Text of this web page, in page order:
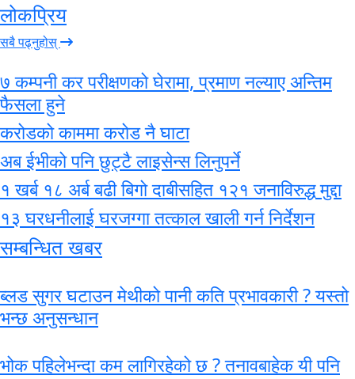
लोकप्रिय
सबै पढ्नुहोस्
७ कम्पनी कर परीक्षणको घेरामा, प्रमाण नल्याए अन्तिम
फैसला हुने
करोडको काममा करोड नै घाटा
अब ईभीको पनि छुट्टै लाइसेन्स लिनुपर्ने
१ खर्ब १८ अर्ब बढी बिगो दाबीसहित १२१ जनाविरुद्ध मुद्दा
१३ घरधनीलाई घरजग्गा तत्काल खाली गर्न निर्देशन
सम्बन्धित खबर
ब्लड सुगर घटाउन मेथीको पानी कति प्रभावकारी ? यस्तो
भन्छ अनुसन्धान
भोक पहिलेभन्दा कम लागिरहेको छ ? तनावबाहेक यी पनि